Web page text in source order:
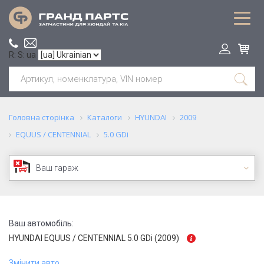
R: S: ua
Головна сторінка Каталоги HYUNDAI
2009
EQUUS / CENTENNIAL
5.0 GDi
Ваш гараж
Ваш автомобіль:
HYUNDAI EQUUS / CENTENNIAL 5.0 GDi (2009)